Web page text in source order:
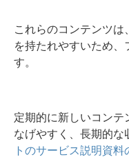
これらのコンテンツ
を持たれやすいため
す。
定期的に新しいコンテ
なげやすく、長期的な
トのサービス説明資